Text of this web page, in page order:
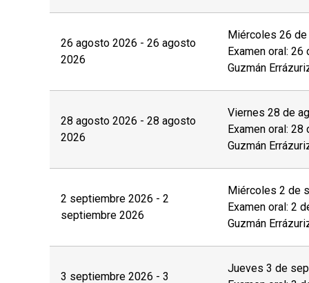
26 agosto 2026 - 26 agosto
2026
Miércoles 26 de
Examen oral:
Guzmán
28 agosto 2026 - 28 agosto
2026
Viernes 28 de
Examen oral:
Guzmán
2 septiembre 2026 - 2
septiembre 2026
Miércoles 2 de
Examen oral: 2
Guzmán
3 septiembre 2026 - 3
Jueves 3 de